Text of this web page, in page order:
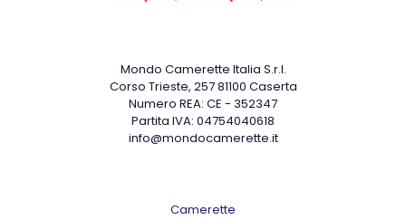
Archivi
Mondo Camerette Italia S.r.l.
Corso Trieste, 257 81100 Caserta
Numero REA: CE - 352347
Partita IVA: 04754040618
info@mondocamerette.it
Camerette